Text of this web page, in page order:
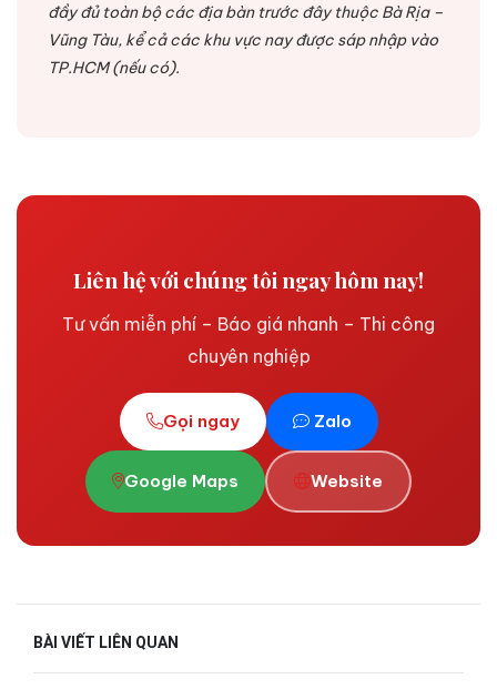
đầy đủ toàn bộ các địa bàn trước đây thuộc Bà Rịa –
Vũng Tàu, kể cả các khu vực nay được sáp nhập vào
TP.HCM (nếu có).
Liên hệ với chúng tôi ngay hôm nay!
Tư vấn miễn phí – Báo giá nhanh – Thi công
chuyên nghiệp
Gọi ngay Zalo
Google Maps Website
BÀI VIẾT LIÊN QUAN